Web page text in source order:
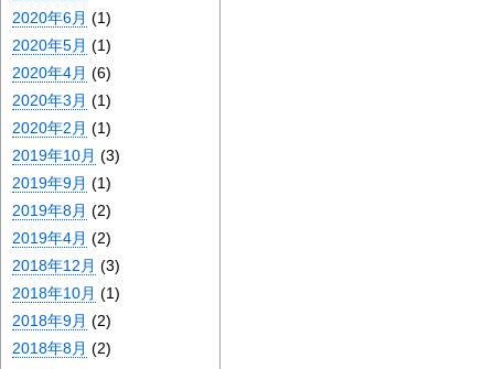
2020年6月 (1)
2020年5月 (1)
2020年4月 (6)
2020年3月 (1)
2020年2月 (1)
2019年10月 (3)
2019年9月 (1)
2019年8月 (2)
2019年4月 (2)
2018年12月 (3)
2018年10月 (1)
2018年9月 (2)
2018年8月 (2)